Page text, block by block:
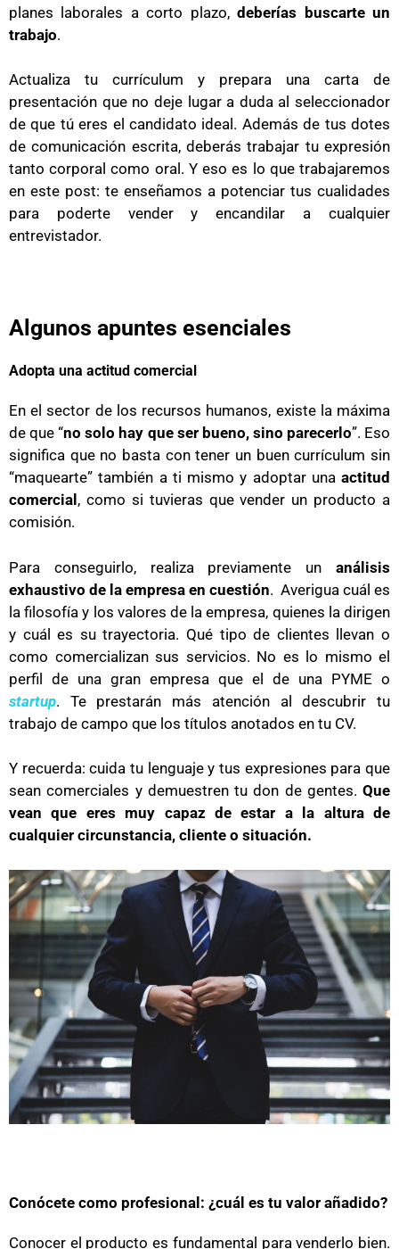
planes laborales a corto plazo,deberías buscarte un
trabajo.
Actualiza tu currículum y prepara una carta de
presentación que no deje lugar a duda al seleccionador
de que tú eres el candidato ideal. Además de tus dotes
de comunicación escrita, deberás trabajar tu expresión
tanto corporal como oral. Y eso es lo que trabajaremos
en este post: te enseñamos a potenciar tus cualidades
para poderte vender y encandilar a cualquier
entrevistador.
Algunos apuntes esenciales
Adopta una actitud comercial
En el sector de los recursos humanos, existe la máxima
de que “no solo hay que ser bueno, sino parecerlo”. Eso
significa que no basta con tener un buen currículum sin
“maquearte” también a ti mismo y adoptar una actitud
comercial , como si tuvieras que vender un producto a
comisión.
Para conseguirlo, realiza previamente un análisis
exhaustivo de la empresa en cuestión. Averigua cuál es
la filosofía y los valores de la empresa, quienes la dirigen
y cuál es su trayectoria. Qué tipo de clientes llevan o
como comercializan sus servicios. No es lo mismo el
perfil de una gran empresa que el de una PYME o
startup. Te prestarán más atención al descubrir tu
trabajo de campo que los títulos anotados en tu CV.
Y recuerda: cuida tu lenguaje y tus expresiones para que
sean comerciales y demuestren tu don de gentes. Que
vean que eres muy capaz de estar a la altura de
cualquier circunstancia, cliente o situación.
Conócete como profesional: ¿cuál es tu valor añadido?
Conocer el producto es fundamental para venderlo bien.